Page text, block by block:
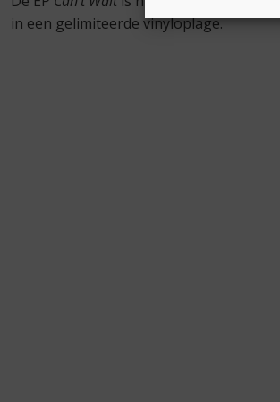
in een gelimiteerde vinyloplage.